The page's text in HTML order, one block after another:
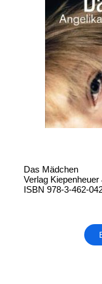
Das Mädchen
Verlag
ISBN 978-3-462-